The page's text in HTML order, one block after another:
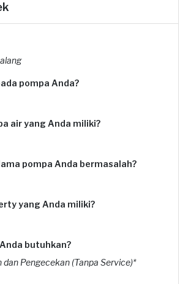
pompa Anda?
air yang Anda miliki?
pompa Anda bermasalah?
yang Anda miliki?
butuhkan?
dan Pengecekan (Tanpa Service)*